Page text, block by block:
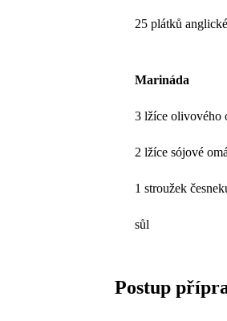
25 plátků
Marináda
3 lžíce olivového
2 lžíce sójové
1 stroužek
sůl
Postup